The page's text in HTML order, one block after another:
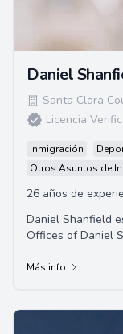
Daniel
Santa Clara
Licencia
Inmigración
Otros Asuntos de
26 años de
Daniel Shanfield
Offices of Daniel
Más info